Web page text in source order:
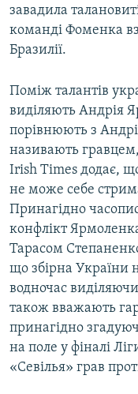
завадила
команді Фоменка
Бразилії.
Поміж талантів
виділяють Андрія
порівнюють з
називають
Irish Times додає,
не може себе
Принагідно
конфлікт
Тарасом
що збірна України
водночас
також вважають
принагідно
на поле у фіналі
«Севілья» грав